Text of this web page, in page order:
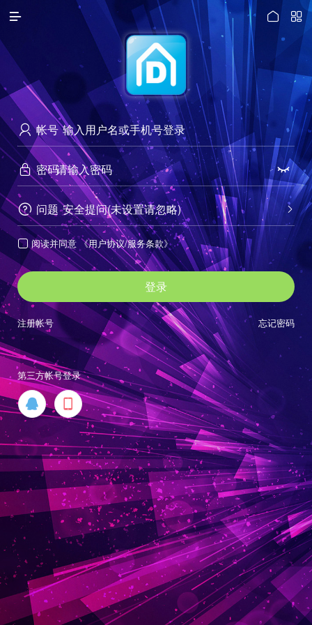
 

 帐号
 密码 
 问题 
安全提问(未设置请忽略)
 阅读并同意 《用户协议/服务条款》
登录
忘记密码
注册帐号
第三方帐号登录
 